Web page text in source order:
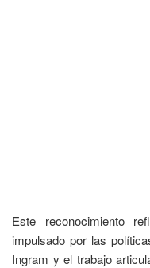
Este reconocimiento
impulsado por las
Ingram y el trabajo